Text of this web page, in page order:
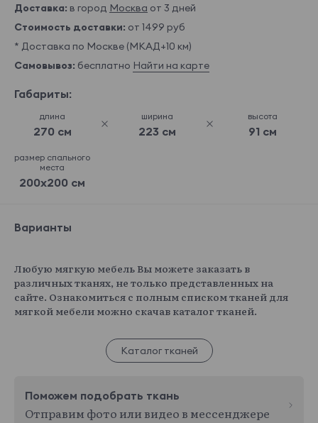
Доставка: в город Москва от 3 дней
Стоимость доставки: от 1499 руб
* Доставка по Москве (МКАД+10 км)
Самовывоз: бесплатно Найти на карте
Габариты:
длина
270 см
ширина
223 см
высота
91 см
размер спального
места
200x200 см
Варианты
Любую мягкую мебель Вы можете заказать в
различных тканях, не только представленных на
сайте. Ознакомиться с полным списком тканей для
мягкой мебели можно скачав каталог тканей.
Каталог тканей
Поможем подобрать ткань
Отправим фото или видео в мессенджере